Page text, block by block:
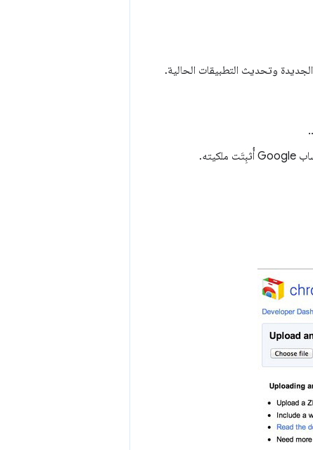
وسجِّل الدخول باستخدام حساب Google أُثبِتَت ملكيته.